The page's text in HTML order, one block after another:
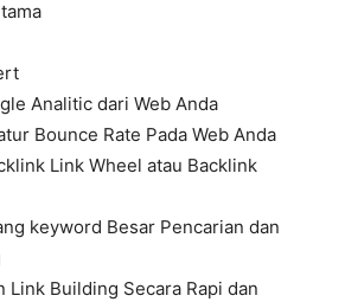
Analitic dari Web Anda
Bounce Rate Pada Web Anda
Link Wheel atau Backlink
keyword Besar Pencarian dan
Link Building Secara Rapi dan